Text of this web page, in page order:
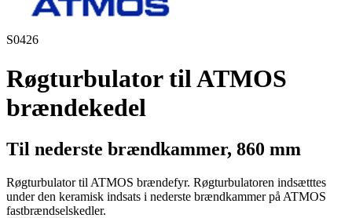
S0426
Røgturbulator til ATMOS
brændekedel
Til nederste brændkammer, 860 mm
Røgturbulator til ATMOS brændefyr. Røgturbulatoren indsætttes
under den keramisk indsats i nederste brændkammer på ATMOS
fastbrændselskedler.